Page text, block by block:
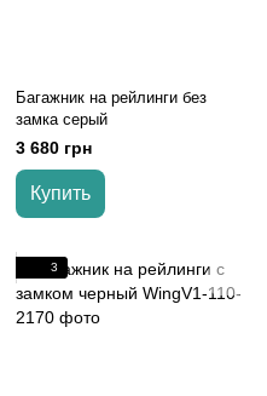
Багажник на рейлинги без
замка серый
3 680 грн
Купить
3